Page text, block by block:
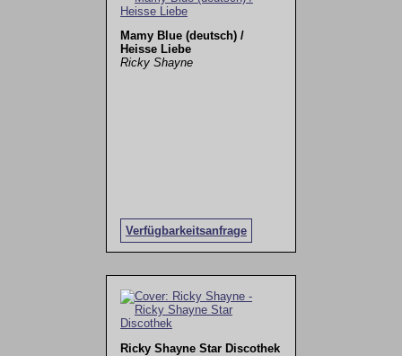
Mamy Blue (deutsch) /
Heisse Liebe
Ricky Shayne
Verfügbarkeitsanfrage
Ricky Shayne Star Discothek